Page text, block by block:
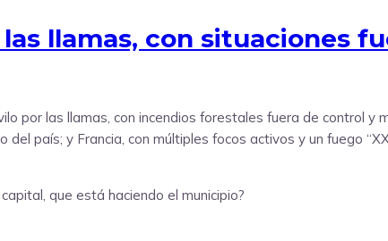
llamas, con situaciones
por las llamas, con incendios forestales fuera de control y
país; y Francia, con múltiples focos activos y un fuego